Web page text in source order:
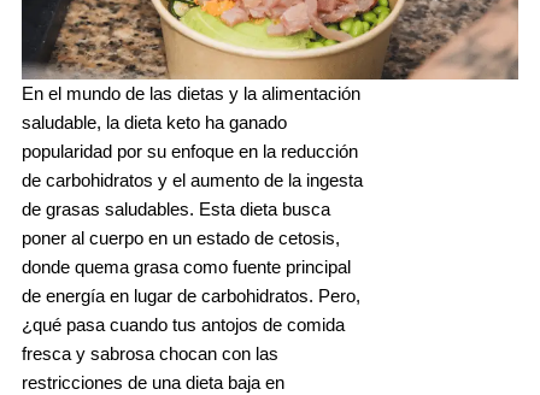
En el mundo de las dietas y la alimentación
saludable, la dieta keto ha ganado
popularidad por su enfoque en la reducción
de carbohidratos y el aumento de la ingesta
de grasas saludables. Esta dieta busca
poner al cuerpo en un estado de cetosis,
donde quema grasa como fuente principal
de energía en lugar de carbohidratos. Pero,
¿qué pasa cuando tus antojos de comida
fresca y sabrosa chocan con las
restricciones de una dieta baja en